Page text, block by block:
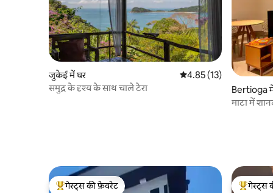
जुकेई में घर औसत रेटिंग 5 में से 4.85, 13
4.85 (13)
समुद्र के दृश्य के साथ चाले टेरा
Bertioga
माटा में
गेस्ट्स की फ़ेवरेट गेस्ट्स